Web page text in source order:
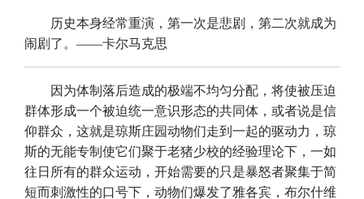
​历史本身经常重演，第一次是悲剧，第二次就成为
闹剧了。——卡尔马克思
​因为体制落后造成的极端不均匀分配，将使被压迫
群体形成一个被迫统一意识形态的共同体，或者说是信
仰群众，这就是琼斯庄园动物们走到一起的驱动力，琼
斯的无能专制使它们聚于老猪少校的经验理论下，一如
往日所有的群众运动，开始需要的只是暴怒者聚集于简
短而刺激性的口号下，动物们爆发了雅各宾，布尔什维